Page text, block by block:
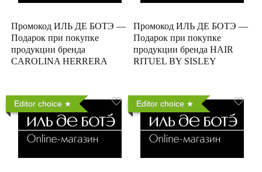
Промокод ИЛЬ ДЕ БОТЭ —
Подарок при покупке
продукции бренда
CAROLINA HERRERA
Промокод ИЛЬ ДЕ БОТЭ —
Подарок при покупке
продукции бренда HAIR
RITUEL BY SISLEY
Editor choice Editor choice